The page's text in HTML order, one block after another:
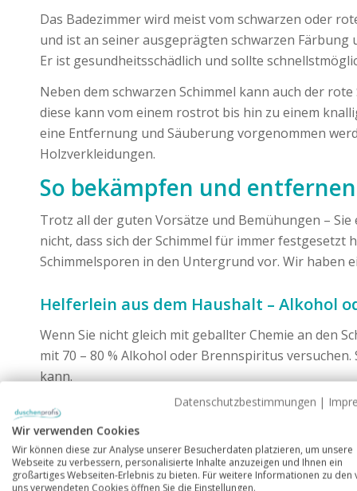
Das Badezimmer wird meist vom schwarzen oder
und ist an seiner ausgeprägten schwarzen
Er ist gesundheitsschädlich und sollte
Neben dem schwarzen Schimmel kann auch der
diese kann vom einem rostrot bis hin zu einem
eine Entfernung und Säuberung vorgenommen
Holzverkleidungen.
So bekämpfen und
Trotz all der guten Vorsätze und Bemühungen –
nicht, dass sich der Schimmel für immer
Schimmelsporen in den Untergrund vor. Wir haben
Helferlein aus dem Haushalt – Alkohol
Wenn Sie nicht gleich mit geballter Chemie an den
mit 70 – 80 % Alkohol oder Brennspiritus
kann.
Bei der Behandlung der befallenen Stellen können
tragen den Alkohol mit einer Sprühflasche auf,
schnell verfliegt.
Achten Sie nach der Behandlung darauf, die mit
Datenschutzbestimmungen |
Wir verwenden Cookies
Wir können diese zur Analyse unserer Besucherdaten platzieren, um unsere
Webseite zu verbessern, personalisierte Inhalte anzuzeigen und Ihnen ein
großartiges Webseiten-Erlebnis zu bieten. Für weitere Informationen zu den
uns verwendeten Cookies öffnen Sie die Einstellungen.